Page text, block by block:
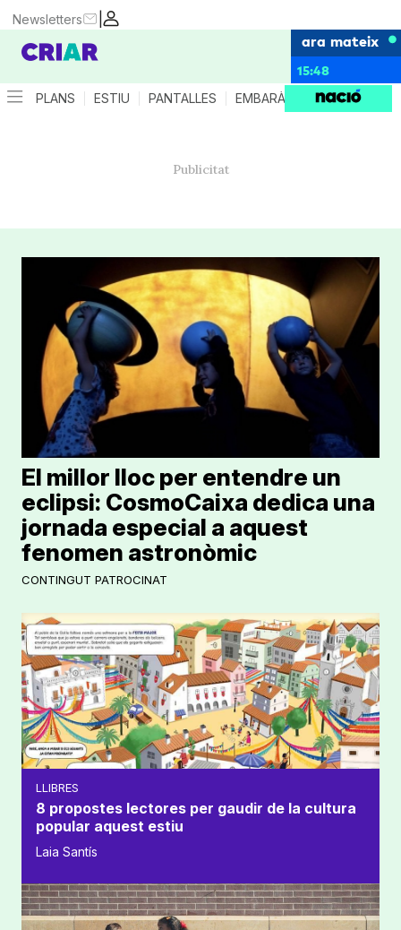
|
Newsletters
ara mateix
15:48
PLANS ESTIU PANTALLES EMBARÀS CRIANÇA
CONTINGUT PATROCINAT
El millor lloc per entendre un
eclipsi: CosmoCaixa dedica una
jornada especial a aquest
fenomen astronòmic
LLIBRES
8 propostes lectores per gaudir de la cultura
popular aquest estiu
Laia Santís